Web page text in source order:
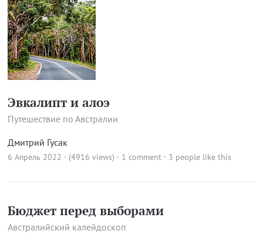
Эвкалипт и алоэ
Путешествие по Австралии
Дмитрий Гусак
6 Апрель 2022 · (4916 views) · 1 comment · 3 people like this
Бюджет перед выборами
Австралийский калейдоскоп